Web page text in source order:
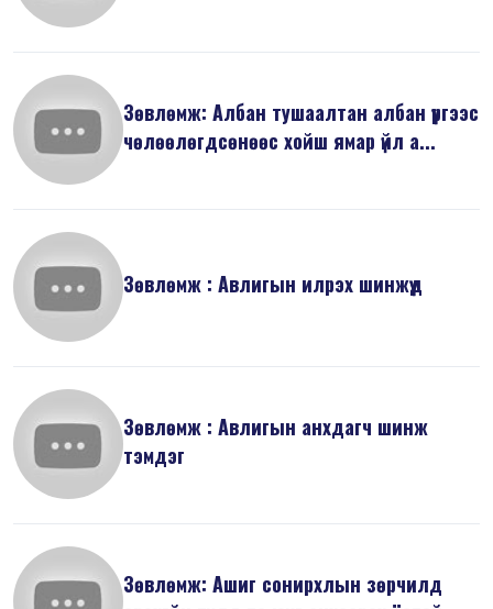
Зөвлөмж: Албан тушаалтан албан үүргээс
чөлөөлөгдсөнөөс хойш ямар үйл а...
Зөвлөмж : Авлигын илрэх шинжүүд
Зөвлөмж : Авлигын анхдагч шинж
тэмдэг
Зөвлөмж: Ашиг сонирхлын зөрчилд